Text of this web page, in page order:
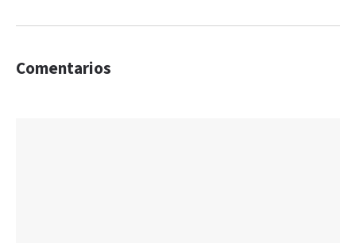
Comentarios